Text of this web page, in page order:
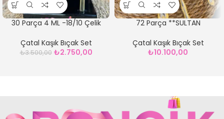
30 Parça 4 ML -18/10 Çelik
Çatal Kaşık Bıçak Set
₺3.500,00 ₺2.750,00
72 Parça **SULTAN
TAKIMI18/10 & 4 Ml Kalınlık **12
KİŞİLİK
Çatal Kaşık Bıçak Set
₺10.100,00